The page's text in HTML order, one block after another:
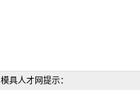
模具人才网提示：